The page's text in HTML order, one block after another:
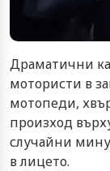
Драматични
мотористи в
мотопеди,
произход
случайни
в лицето.